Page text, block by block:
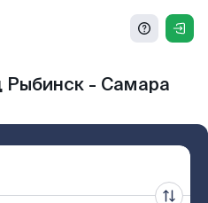
Рыбинск - Самара